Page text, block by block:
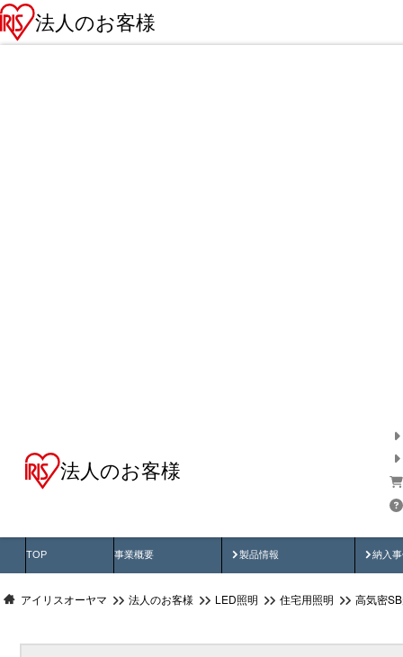
法人のお客様
法人のお客様
TOP 事業概要 製品情報
製品動画 納入
納
アイリスオーヤマ 法人のお客様 LED照明 住宅用照明 高気密